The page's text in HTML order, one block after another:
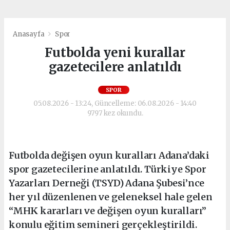
Anasayfa Spor
Futbolda yeni kurallar
gazetecilere anlatıldı
SPOR
05.08.2026 - 13:24, Güncelleme: 06.08.2026 - 14:40
9797 kez okundu.
Futbolda değişen oyun kuralları Adana’daki
spor gazetecilerine anlatıldı. Türkiye Spor
Yazarları Derneği (TSYD) Adana Şubesi’nce
her yıl düzenlenen ve geleneksel hale gelen
“MHK kararları ve değişen oyun kuralları”
konulu eğitim semineri gerçekleştirildi.